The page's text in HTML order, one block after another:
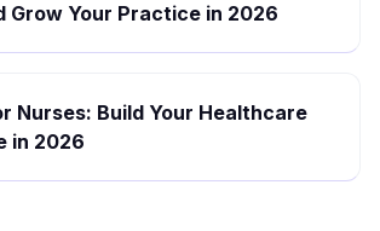
Grow Your Practice in 2026
Nurses: Build Your Healthcare
in 2026